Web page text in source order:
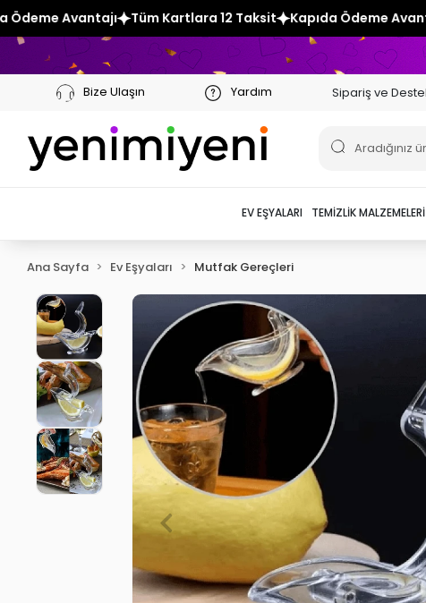
Kartlara 12 Taksit Kapıda Ödeme Avantajı Tüm Kartlara
Bize Ulaşın Yardım Sipariş ve
EV EŞYALARI TEMIZLIK MALZEMELERI
Ana Sayfa Ev Eşyaları Mutfak Gereçleri